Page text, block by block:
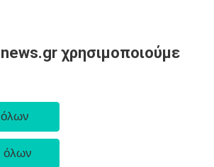
χρησιμοποιούμε